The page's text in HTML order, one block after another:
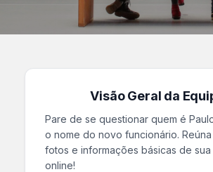
Visão Geral da
Pare de se questionar quem é
o nome do novo funcionário.
fotos e informações básicas de
online!